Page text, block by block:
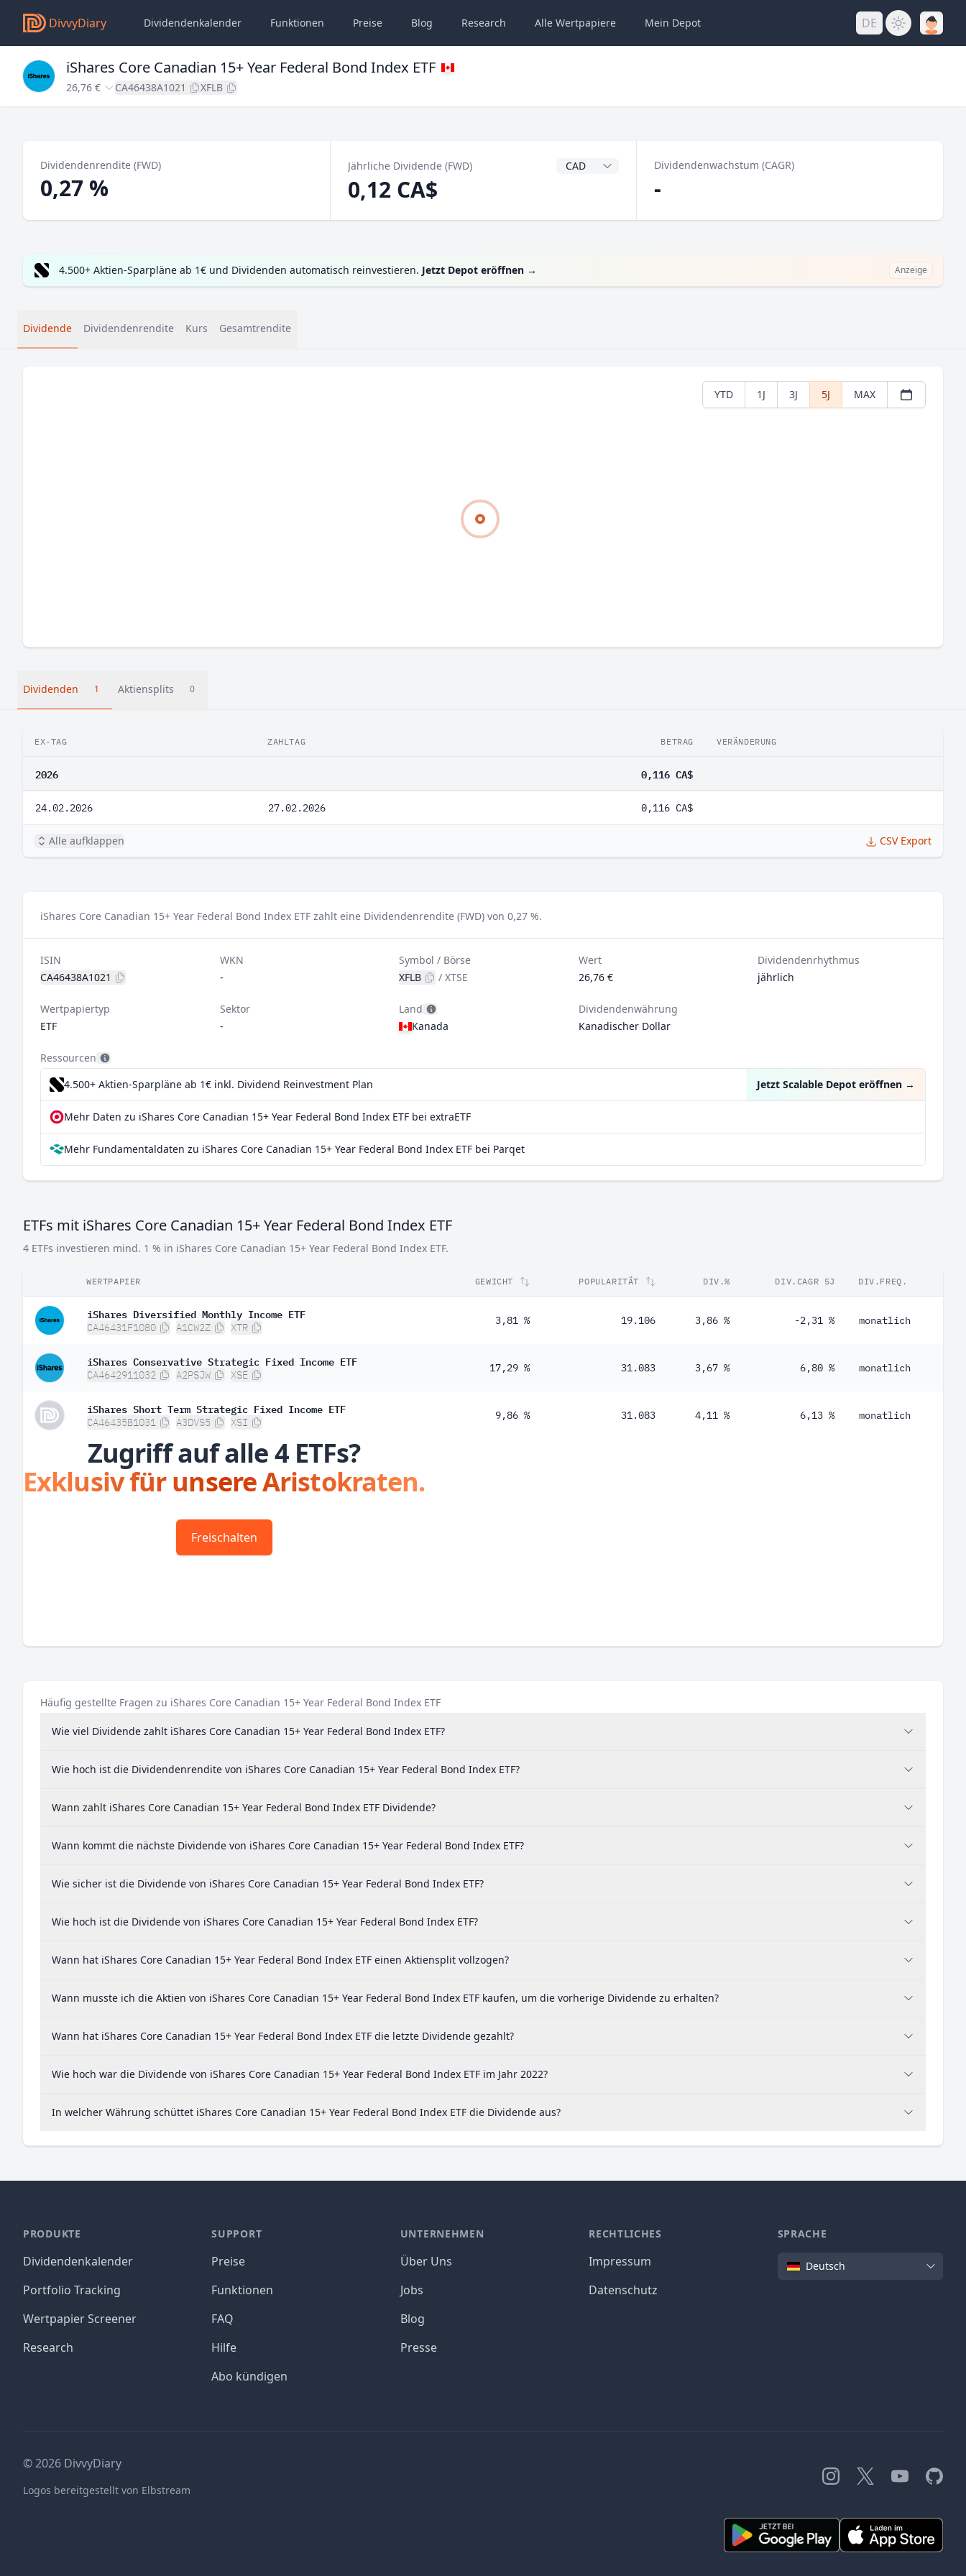
DivvyDiary Dividendenkalender Funktionen Preise Blog Research Alle Wertpapiere Mein Depot DE
iShares Core Canadian 15+ Year Federal Bond Index ETF
26,76 € CA46438A1021 XFLB
Dividendenrendite (FWD)
0,27 %
Jährliche Dividende (FWD) Dividendenwährung
0,12 CA$
Dividendenwachstum (CAGR)
-
4.500+ Aktien-Sparpläne ab 1€ und Dividenden automatisch reinvestieren. Jetzt Depot eröffnen → Anzeige
Dividende Dividendenrendite Kurs Gesamtrendite
YTD 1J 3J 5J MAX
Dividenden 1 Aktiensplits 0
EX-TAG ZAHLTAG BETRAG VERÄNDERUNG
2026 0,116 CA$
24.02.2026 27.02.2026 0,116 CA$
Alle aufklappen CSV Export
iShares Core Canadian 15+ Year Federal Bond Index ETF zahlt eine Dividendenrendite (FWD) von 0,27 %.
ISIN
CA46438A1021
WKN
-
Symbol / Börse
XFLB
/XTSE
Wert
26,76 €
Dividendenrhythmus
jährlich
Wertpapiertyp
ETF
Sektor
-
Land
Kanada
Dividendenwährung
Kanadischer Dollar
Ressourcen
4.500+ Aktien-Sparpläne ab 1€ inkl. Dividend Reinvestment Plan Jetzt Scalable Depot eröffnen →
Mehr Daten zu iShares Core Canadian 15+ Year Federal Bond Index ETF bei extraETF
Mehr Fundamentaldaten zu iShares Core Canadian 15+ Year Federal Bond Index ETF bei Parqet
ETFs mit iShares Core Canadian 15+ Year Federal Bond Index ETF
4 ETFs investieren mind. 1 % in iShares Core Canadian 15+ Year Federal Bond Index ETF.
WERTPAPIER GEWICHT POPULARITÄT DIV.% DIV.CAGR 5J DIV.FREQ.
iShares Diversified Monthly Income ETF
CA46431F1080 A1CW2Z XTR
3,81 % 19.106 3,86 % -2,31 % monatlich
iShares Conservative Strategic Fixed Income ETF
CA4642911032 A2PSJW XSE
17,29 % 31.083 3,67 % 6,80 % monatlich
iShares Short Term Strategic Fixed Income ETF
CA46435B1031 A3DVS5 XSI
9,86 % 31.083 4,11 % 6,13 % monatlich
Zugriff auf alle 4 ETFs?
Exklusiv für unsere Aristokraten.
Freischalten
Häufig gestellte Fragen zu iShares Core Canadian 15+ Year Federal Bond Index ETF
Wie viel Dividende zahlt iShares Core Canadian 15+ Year Federal Bond Index ETF?
Wie hoch ist die Dividendenrendite von iShares Core Canadian 15+ Year Federal Bond Index ETF?
Wann zahlt iShares Core Canadian 15+ Year Federal Bond Index ETF Dividende?
Wann kommt die nächste Dividende von iShares Core Canadian 15+ Year Federal Bond Index ETF?
Wie sicher ist die Dividende von iShares Core Canadian 15+ Year Federal Bond Index ETF?
Wie hoch ist die Dividende von iShares Core Canadian 15+ Year Federal Bond Index ETF?
Wann hat iShares Core Canadian 15+ Year Federal Bond Index ETF einen Aktiensplit vollzogen?
Wann musste ich die Aktien von iShares Core Canadian 15+ Year Federal Bond Index ETF kaufen, um die vorherige Dividende zu erhalten?
Wann hat iShares Core Canadian 15+ Year Federal Bond Index ETF die letzte Dividende gezahlt?
Wie hoch war die Dividende von iShares Core Canadian 15+ Year Federal Bond Index ETF im Jahr 2022?
In welcher Währung schüttet iShares Core Canadian 15+ Year Federal Bond Index ETF die Dividende aus?
PRODUKTE
Dividendenkalender
Portfolio Tracking
Wertpapier Screener
Research
SUPPORT
Preise
Funktionen
FAQ
Hilfe
Abo kündigen
UNTERNEHMEN
Über Uns
Jobs
Blog
Presse
RECHTLICHES
Impressum
Datenschutz
SPRACHE
SpracheDeutsch
Instagram
X YouTubeGitHub
©2026 DivvyDiary
Logos bereitgestellt von Elbstream